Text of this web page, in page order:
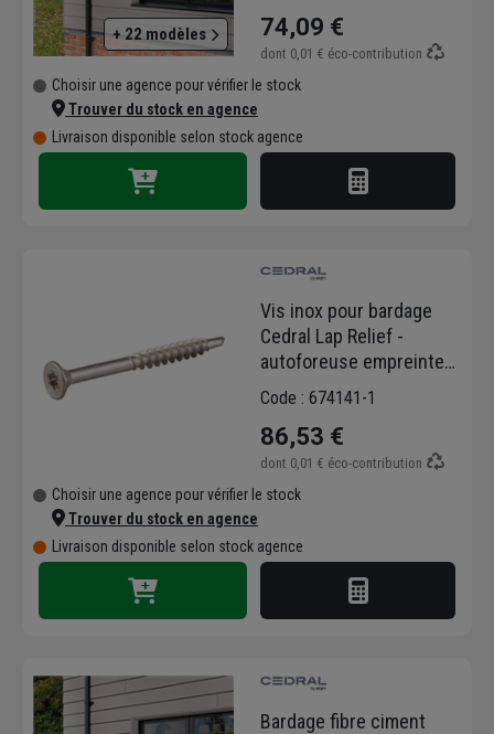
+ 22 modèles 74,09 €
dont 0,01 € éco-contribution
Choisir une agence pour vérifier le stock
Trouver du stock en agence
Livraison disponible selon stock agence
Vis inox pour bardage
Cedral Lap Relief -
autoforeuse empreinte
Torx - 4 x 45 mm - Boîte
Code : 674141-1
86,53 €
dont 0,01 € éco-contribution
Choisir une agence pour vérifier le stock
Trouver du stock en agence
Livraison disponible selon stock agence
Bardage fibre ciment